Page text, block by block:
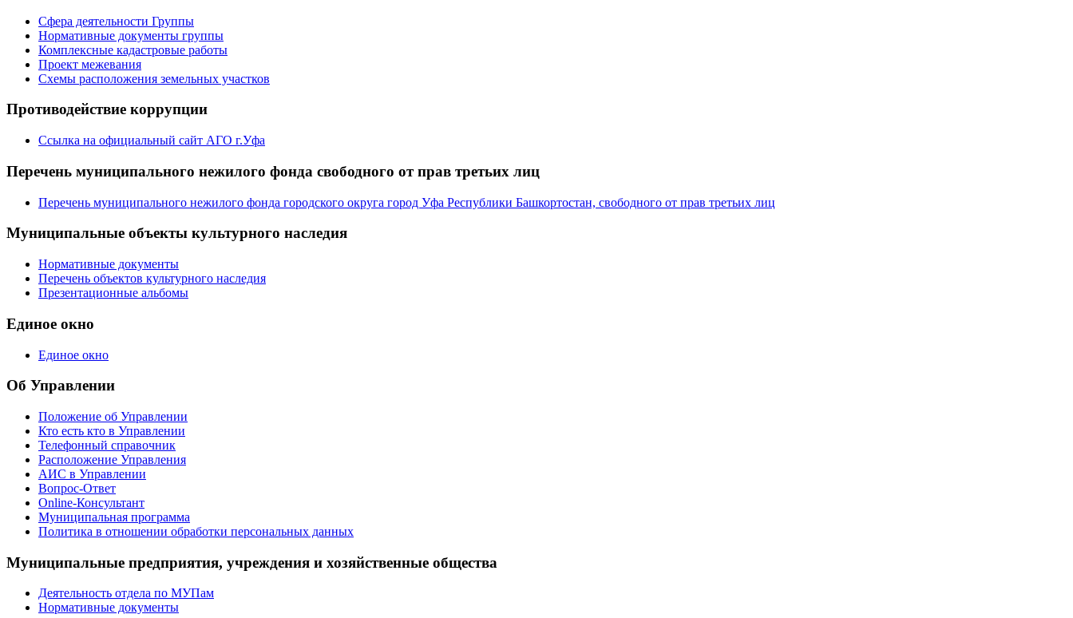
Сфера деятельности Группы
Нормативные документы группы
Комплексные кадастровые работы
Проект межевания
Схемы расположения земельных участков
Противодействие коррупции
Ссылка на официальный сайт АГО г.Уфа
Перечень муниципального нежилого фонда свободного от прав третьих лиц
Перечень муниципального нежилого фонда городского округа город Уфа Республики Башкортостан, свободного от прав третьих лиц
Муниципальные объекты культурного наследия
Нормативные документы
Перечень объектов культурного наследия
Презентационные альбомы
Единое окно
Единое окно
Об Управлении
Положение об Управлении
Кто есть кто в Управлении
Телефонный справочник
Расположение Управления
АИС в Управлении
Вопрос-Ответ
Online-Консультант
Муниципальная программа
Политика в отношении обработки персональных данных
Муниципальные предприятия, учреждения и хозяйственные общества
Деятельность отдела по МУПам
Нормативные документы